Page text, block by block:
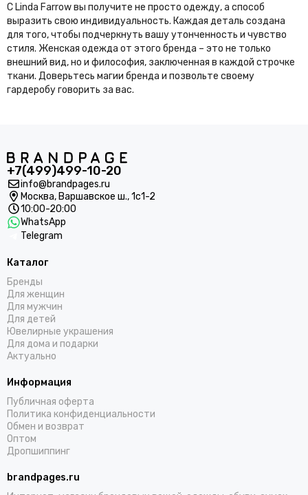
С Linda Farrow вы получите не просто одежду, а способ
выразить свою индивидуальность. Каждая деталь создана
для того, чтобы подчеркнуть вашу утонченность и чувство
стиля. Женская одежда от этого бренда – это не только
внешний вид, но и философия, заключенная в каждой строчке
ткани. Доверьтесь магии бренда и позвольте своему
гардеробу говорить за вас.
+7(499)499-10-20
info@brandpages.ru
Москва, Варшавское ш., 1с1-2
10:00-20:00
WhatsApp
Telegram
Каталог
Бренды
Для женщин
Для мужчин
Для детей
Ювелирные украшения
Для дома и подарки
Актуально
Информация
Публичная оферта
Политика конфиденциальности
Обмен и возврат
Оптом
Дропшиппинг
brandpages.ru